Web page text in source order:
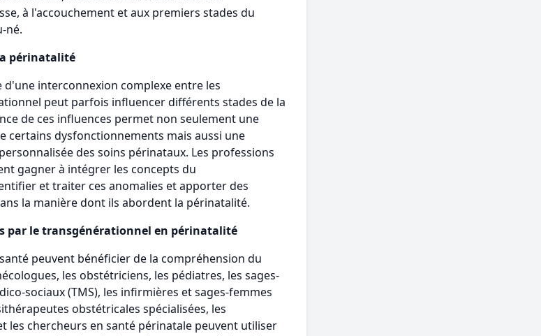
à l'accouchement et aux premiers stades du
né.
périnatalité
interconnexion complexe entre les
peut parfois influencer différents stades de la
de ces influences permet non seulement une
certains dysfonctionnements mais aussi une
des soins périnataux. Les professions
gagner à intégrer les concepts du
et traiter ces anomalies et apporter des
la manière dont ils abordent la périnatalité.
par le transgénérationnel en périnatalité
peuvent bénéficier de la compréhension du
les obstétriciens, les pédiatres, les sages-
sociaux (TMS), les infirmières et sages-femmes
obstétricales spécialisées, les
les chercheurs en santé périnatale peuvent utiliser